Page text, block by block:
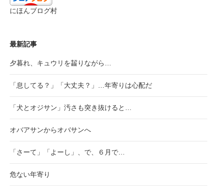
にほんブログ村
最新記事
夕暮れ、キュウリを齧りながら…
「息してる？」「大丈夫？」…年寄りは心配だ
「犬とオジサン」汚さも突き抜けると…
オバアサンからオバサンへ
「さーて」「よーし」、で、６月で…
危ない年寄り